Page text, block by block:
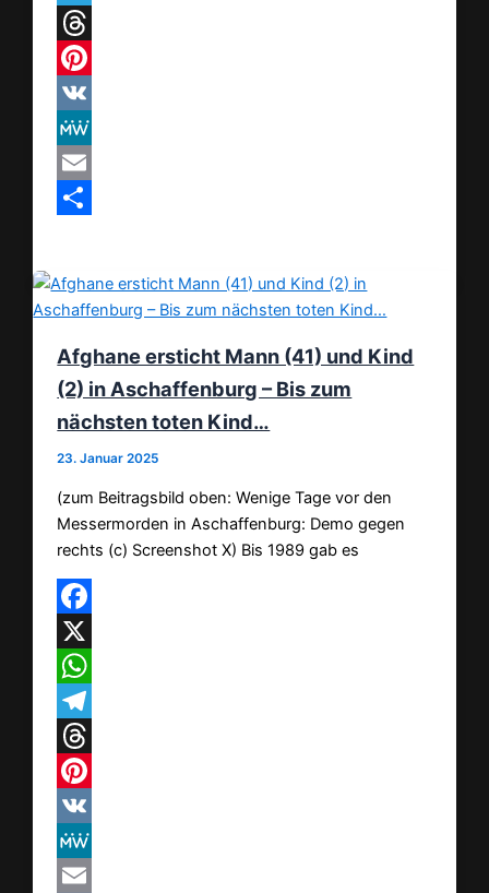
Telegram
Threads
Pinterest
VK
MeWe
Email
Afghane ersticht Mann (41) und Kind
(2) in Aschaffenburg – Bis zum
nächsten toten Kind…
23. Januar 2025
(zum Beitragsbild oben: Wenige Tage vor den
Messermorden in Aschaffenburg: Demo gegen
rechts (c) Screenshot X) Bis 1989 gab es
Facebook
X
WhatsApp
Telegram
Threads
Pinterest
VK
MeWe